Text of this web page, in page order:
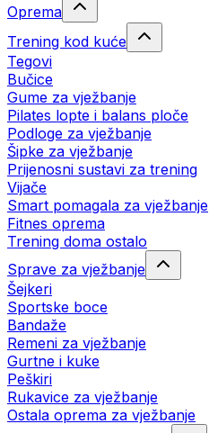
Oprema
Trening kod kuće
Tegovi
Bučice
Gume za vježbanje
Pilates lopte i balans ploče
Podloge za vježbanje
Šipke za vježbanje
Prijenosni sustavi za trening
Vijače
Smart pomagala za vježbanje
Fitnes oprema
Trening doma ostalo
Sprave za vježbanje
Šejkeri
Sportske boce
Bandaže
Remeni za vježbanje
Gurtne i kuke
Peškiri
Rukavice za vježbanje
Ostala oprema za vježbanje